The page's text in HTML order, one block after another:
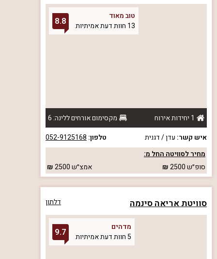
טוב מאוד
13 חוות דעת אמיתיות
8.8
1 יחידות אירוח
מקסימום אורחים ללינה: 6
איש קשר: עדן / דגנית טלפון: 052-9125168
מחיר לסוויטה החל מ:
סופ״ש2500 אמצ״ש2500
סוויטת אריאה סינמה דלתון
מדהים
5 חוות דעת אמיתיות
9.7